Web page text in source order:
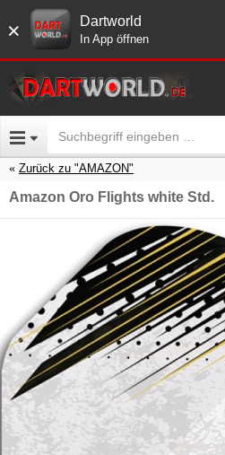
× Dartworld
In App öffnen
Zurück zu "AMAZON"
Amazon Oro Flights white Std.